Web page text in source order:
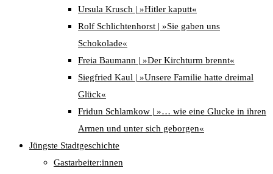
Ursula Krusch | »Hitler kaputt«
Rolf Schlichtenhorst | »Sie gaben uns
Schokolade«
Freia Baumann | »Der Kirchturm brennt«
Siegfried Kaul | »Unsere Familie hatte dreimal
Glück«
Fridun Schlamkow | »… wie eine Glucke in ihren
Armen und unter sich geborgen«
Jüngste Stadtgeschichte
Gastarbeiter:innen